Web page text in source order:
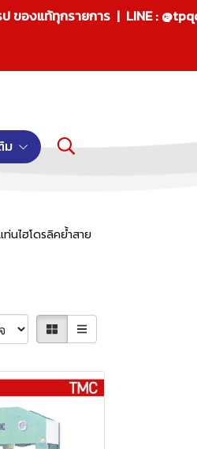
ของแท้ทุกรายการ | LINE :
ม
ท่นไฮโดรลิคย้ำสาย